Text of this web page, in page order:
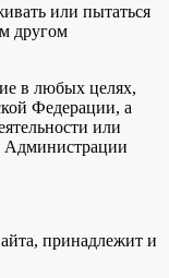
или пытаться
другом
в любых целях,
Федерации, а
или
Администрации
принадлежит и